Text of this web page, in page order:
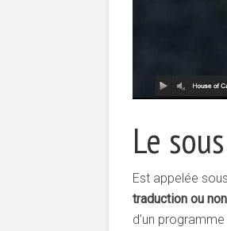
Le
Est appelée
traduction ou non
d’un